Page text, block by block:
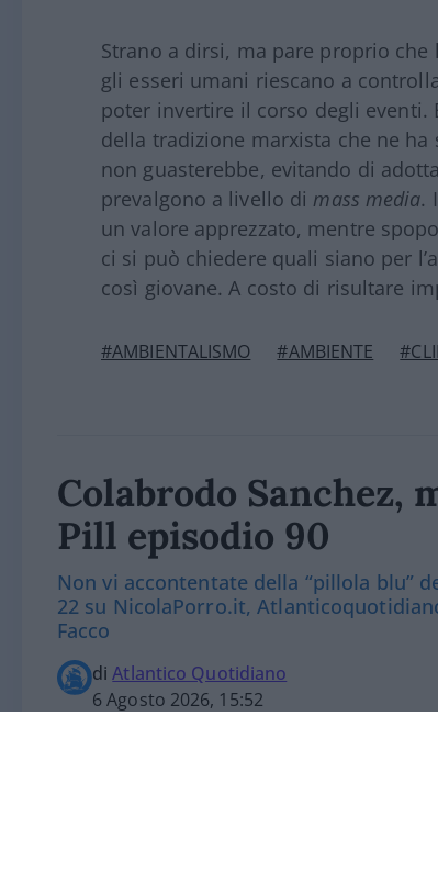
Strano a dirsi, ma pare proprio che
gli esseri umani riescano a
poter invertire il corso degli eventi.
della tradizione marxista che ne ha
non guasterebbe, evitando di
prevalgono a livello di mass media.
un valore apprezzato, mentre
ci si può chiedere quali siano per
così giovane. A costo di risultare
#AMBIENTALISMO #AMBIENTE
Colabrodo Sanchez,
Pill episodio 90
Non vi accontentate della “pillola blu”
22 su NicolaPorro.it,
Facco
diAtlantico Quotidiano
6 Agosto 2026, 15:52